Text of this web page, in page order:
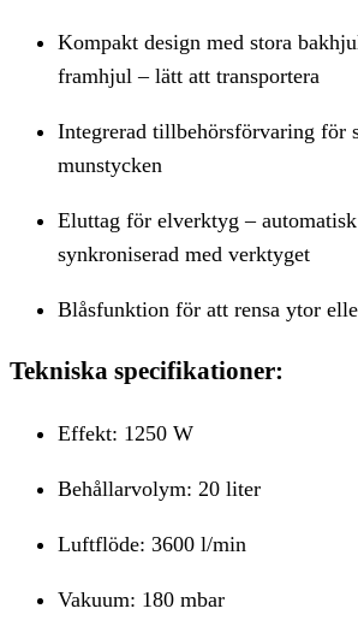
Kompakt design med stora
framhjul – lätt att transportera
Integrerad tillbehörsförvaring för
munstycken
Eluttag för elverktyg –
synkroniserad med verktyget
Blåsfunktion för att rensa ytor
Tekniska specifikationer:
Effekt: 1250 W
Behållarvolym: 20 liter
Luftflöde: 3600 l/min
Vakuum: 180 mbar